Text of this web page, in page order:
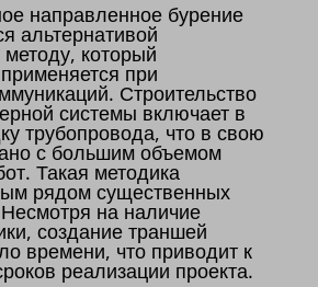
направленное бурение
альтернативой
который
при
Строительство
системы включает в
трубопровода, что в свою
с большим объемом
Такая методика
рядом существенных
на наличие
создание траншей
времени, что приводит к
реализации проекта.